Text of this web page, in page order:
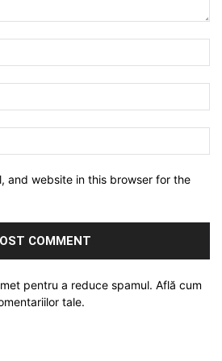
and website in this browser for the
pentru a reduce spamul. Află cum
tale.